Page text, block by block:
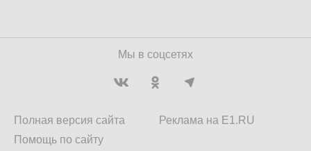
Мы в соцсетях
Полная версия сайта
Помощь по сайту
Реклама на E1.RU